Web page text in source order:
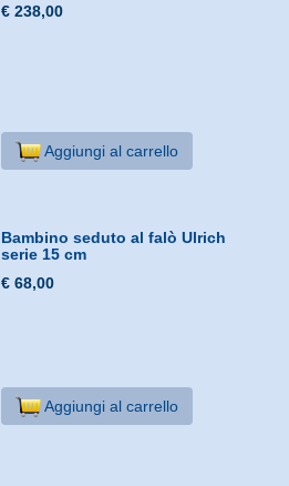
€ 238,00
Aggiungi al carrello
Bambino seduto al falò Ulrich
serie 15 cm
€ 68,00
Aggiungi al carrello